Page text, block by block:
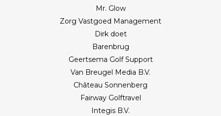
Mr. Glow
Zorg Vastgoed Management
Dirk doet
Barenbrug
Geertsema Golf Support
Van Breugel Media B.V.
Château Sonnenberg
Fairway Golftravel
Integis B.V.